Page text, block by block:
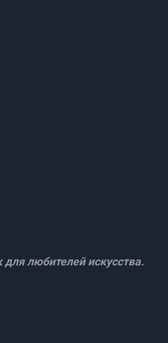
любителей искусства.